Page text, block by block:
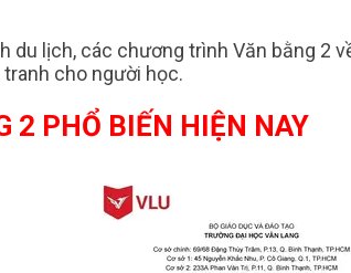
lịch, các chương trình Văn bằng 2
cho người học.
2 PHỔ BIẾN HIỆN NAY